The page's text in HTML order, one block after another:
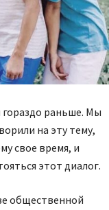
раньше. Мы
на эту тему,
свое время, и
этот диалог.
общественной